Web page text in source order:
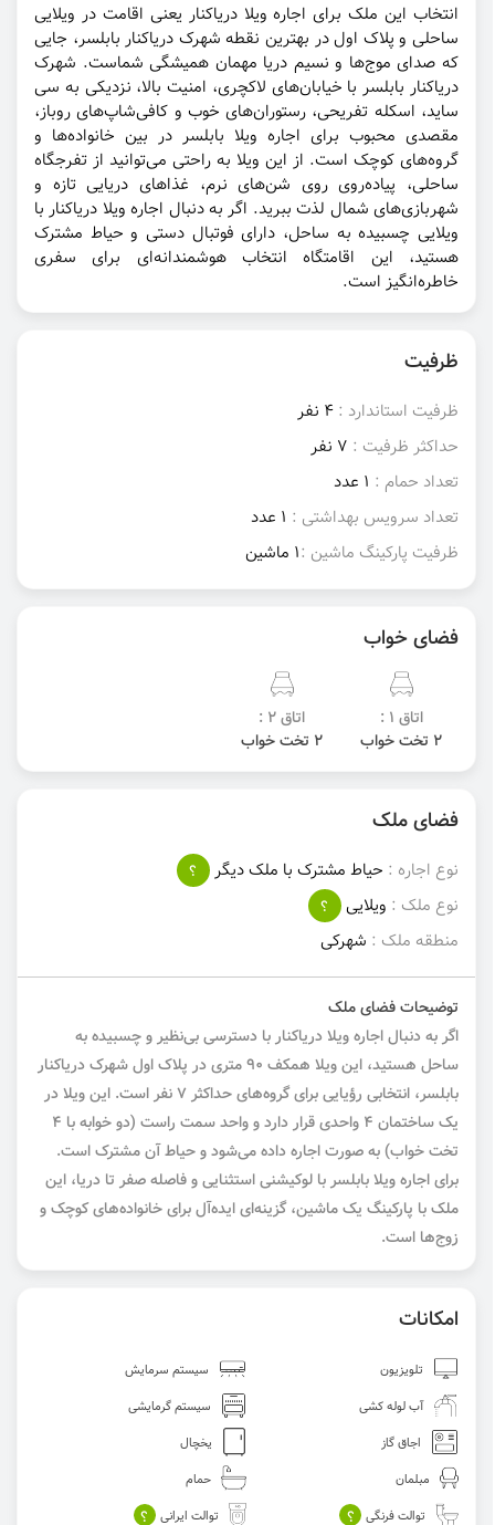
انتخاب این ملک برای اجاره ویلا دریاکنار یعنی اقامت در ویلایی
ساحلی و پلاک اول در بهترین نقطه شهرک دریاکنار بابلسر، جایی
که صدای موج‌ها و نسیم دریا مهمان همیشگی شماست. شهرک
دریاکنار بابلسر با خیابان‌های لاکچری، امنیت بالا، نزدیکی به سی
ساید، اسکله تفریحی، رستوران‌های خوب و کافی‌شاپ‌های روباز،
مقصدی محبوب برای اجاره ویلا بابلسر در بین خانواده‌ها و
گروه‌های کوچک است. از این ویلا به راحتی می‌توانید از تفرجگاه
ساحلی، پیاده‌روی روی شن‌های نرم، غذاهای دریایی تازه و
شهربازی‌های شمال لذت ببرید. اگر به دنبال اجاره ویلا دریاکنار با
ویلایی چسبیده به ساحل، دارای فوتبال دستی و حیاط مشترک
هستید، این اقامتگاه انتخاب هوشمندانه‌ای برای سفری
خاطره‌انگیز است.
ظرفیت
ظرفیت استاندارد : 4 نفر
حداکثر ظرفیت : 7 نفر
تعداد حمام : 1 عدد
تعداد سرویس بهداشتی : 1 عدد
ظرفیت پارکینگ ماشین :1 ماشین
فضای خواب
اتاق 1 :
2 تخت خواب
اتاق 2 :
2 تخت خواب
فضای ملک
نوع اجاره : حیاط مشترک با ملک دیگر
؟
نوع ملک : ویلایی
؟
منطقه ملک : شهرکی
توضیحات فضای ملک
اگر به دنبال اجاره ویلا دریاکنار با دسترسی بی‌نظیر و چسبیده به
ساحل هستید، این ویلا همکف ۹۰ متری در پلاک اول شهرک دریاکنار
بابلسر، انتخابی رؤیایی برای گروه‌های حداکثر ۷ نفر است. این ویلا در
یک ساختمان ۴ واحدی قرار دارد و واحد سمت راست (دو خوابه با ۴
تخت خواب) به صورت اجاره داده می‌شود و حیاط آن مشترک است.
برای اجاره ویلا بابلسر با لوکیشنی استثنایی و فاصله صفر تا دریا، این
ملک با پارکینگ یک ماشین، گزینه‌ای ایده‌آل برای خانواده‌های کوچک و
زوج‌ها است.
امکانات
تلویزیون
سیستم سرمایش
آب لوله کشی
سیستم گرمایشی
اجاق گاز
یخچال
مبلمان
حمام
توالت فرنگی
؟ توالت ایرانی ؟